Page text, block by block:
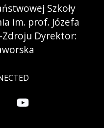
Szkoły
im. prof. Józefa
Zdroju Dyrektor: